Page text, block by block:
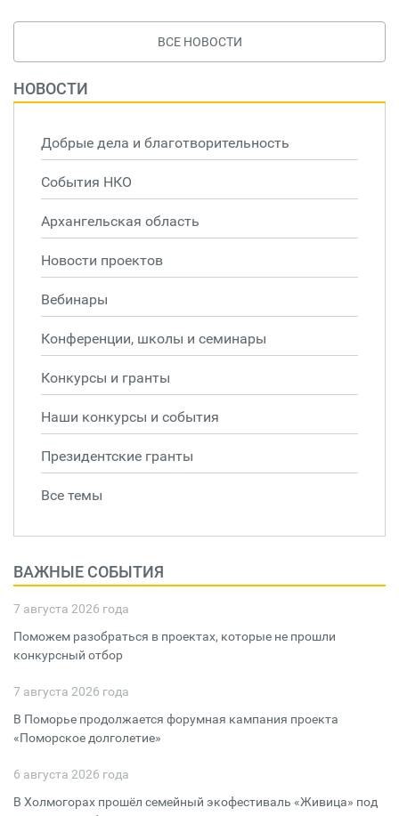
ВСЕ НОВОСТИ
НОВОСТИ
Добрые дела и благотворительность
События НКО
Архангельская область
Новости проектов
Вебинары
Конференции, школы и семинары
Конкурсы и гранты
Наши конкурсы и события
Президентские гранты
Все темы
ВАЖНЫЕ СОБЫТИЯ
7 августа 2026 года
Поможем разобраться в проектах, которые не прошли
конкурсный отбор
7 августа 2026 года
В Поморье продолжается форумная кампания проекта
«Поморское долголетие»
6 августа 2026 года
В Холмогорах прошёл семейный экофестиваль «Живица» под